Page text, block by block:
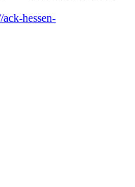
ack-hessen-